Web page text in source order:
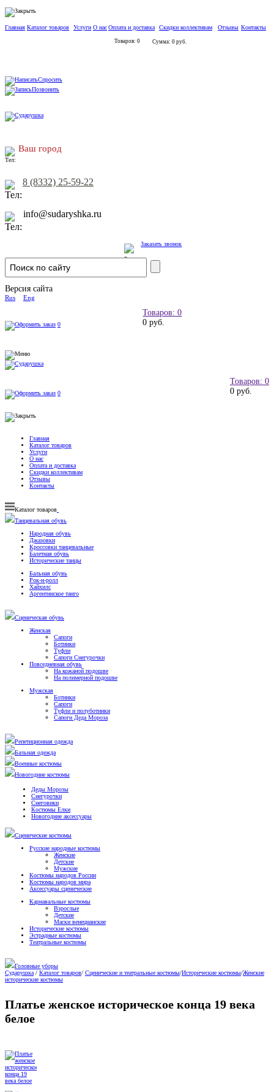
Главная Каталог товаров Услуги О насОплата и доставка Скидки коллективам Отзывы Контакты
Товаров: 0 Сумма: 0 руб.
Спросить
Позвонить
Ваш город
8 (8332) 25-59-22
info@sudaryshka.ru
Заказать звонок
Версия сайта
Rus Eng
Товаров: 0
0 руб.
0
Товаров: 0
0 руб.
0
Главная
Каталог товаров
Услуги
О нас
Оплата и доставка
Скидки коллективам
Отзывы
Контакты
Каталог товаров
Танцевальная обувь
Народная обувь
Джазовки
Кроссовки танцевальные
Балетная обувь
Исторические танцы
Бальная обувь
Рок-н-ролл
Хайхилс
Аргентинское танго
Сценическая обувь
Женская
Сапоги
Ботинки
Туфли
Сапоги Снегурочки
Повседневная обувь
На кожаной подошве
На полимерной подошве
Мужская
Ботинки
Сапоги
Туфли и полуботинки
Сапоги Деда Мороза
Репетиционная одежда
Бальная одежда
Военные костюмы
Новогодние костюмы
Деды Морозы
Снегурочки
Снеговики
Костюмы Елки
Новогодние аксессуары
Сценические костюмы
Русские народные костюмы
Женские
Детские
Мужские
Костюмы народов России
Костюмы народов мира
Аксессуары сценические
Карнавальные костюмы
Взрослые
Детские
Маски венецианские
Исторические костюмы
Эстрадные костюмы
Театральные костюмы
Головные уборы
Сударушка / Каталог товаров/ Сценические и театральные костюмы/Исторические костюмы/Женские
исторические костюмы
Платье женское историческое конца 19 века
белое